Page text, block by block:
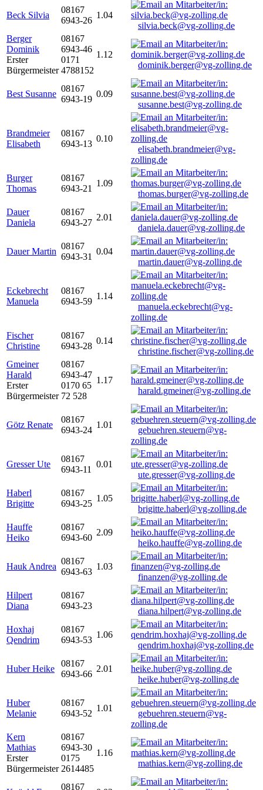
Beck Silvia
08167
6943-26
1.04
silvia.beck@vg-zolling.de
Berger
Dominik
Erster
Bürgermeister
08167
6943-46
0171
4788152
1.12
dominik.berger@vg-zolling.de
Best Susanne
08167
6943-19
0.09
susanne.best@vg-zolling.de
Brandmeier
Elisabeth
08167
6943-13
0.10
elisabeth.brandmeier@vg-
zolling.de
Burger
Thomas
08167
6943-21
1.09
thomas.burger@vg-zolling.de
Dauer
Daniela
08167
6943-27
2.01
daniela.dauer@vg-zolling.de
Dauer Martin
08167
6943-31
0.04
martin.dauer@vg-zolling.de
Eckebrecht
Manuela
08167
6943-59
1.14
manuela.eckebrecht@vg-
zolling.de
Fischer
Christine
08167
6943-28
0.14
christine.fischer@vg-zolling.de
Gmeiner
Harald
Erster
Bürgermeister
08167
6943-47
0170 65
72 528
1.17
harald.gmeiner@vg-zolling.de
Götz Renate
08167
6943-24
1.01
gebuehren.steuern@vg-
zolling.de
Gresser Ute
08167
6943-11
0.01
ute.gresser@vg-zolling.de
Haberl
Brigitte
08167
6943-25
1.05
brigitte.haberl@vg-zolling.de
Hauffe
Heiko
08167
6943-60
2.09
heiko.hauffe@vg-zolling.de
Hauk Andrea
08167
6943-63
1.03
finanzen@vg-zolling.de
Hilpert
Diana
08167
6943-23
diana.hilpert@vg-zolling.de
Hoxhaj
Qendrim
08167
6943-53
1.06
qendrim.hoxhaj@vg-zolling.de
Huber Heike
08167
6943-66
2.01
heike.huber@vg-zolling.de
Huber
Melanie
08167
6943-52
1.01
gebuehren.steuern@vg-
zolling.de
Kern
Mathias
Erster
Bürgermeister
08167
6943-30
0175
2614485
1.16
mathias.kern@vg-zolling.de
08167